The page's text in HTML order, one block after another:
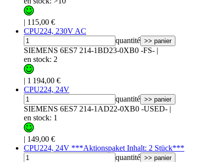
| 115,00 €
CPU224, 230V AC
quantité >> panier
SIEMENS 6ES7 214-1BD23-0XB0 -FS- |
en stock: 2
| 1 194,00 €
CPU224, 24V
quantité >> panier
SIEMENS 6ES7 214-1AD22-0XB0 -USED- |
en stock: 1
| 149,00 €
CPU224, 24V ***Aktionspaket Inhalt: 2 Stück***
quantité >> panier